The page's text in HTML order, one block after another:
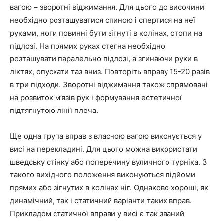
вагою – зворотні віджимання. Для цього до височини
необхідно розташуватися спиною і спертися на неї
руками, ноги повинні бути зігнуті в колінах, стопи на
підлозі. На прямих руках стегна необхідно
розташувати паралельно підлозі, а згинаючи руки в
ліктях, опускати таз вниз. Повторіть вправу 15-20 разів
в три підходи. Зворотні віджимання також спрямовані
на розвиток м’язів рук і формування естетичної
підтягнутою лінії плеча.
Ще одна група вправ з власною вагою виконується у
висі на перекладині. Для цього можна використати
шведську стінку або поперечину вуличного турніка. З
такого вихідного положення виконуються підйоми
прямих або зігнутих в колінах ніг. Однаково хороші, як
динамічний, так і статичний варіанти таких вправ.
Прикладом статичної вправи у висі є так званий